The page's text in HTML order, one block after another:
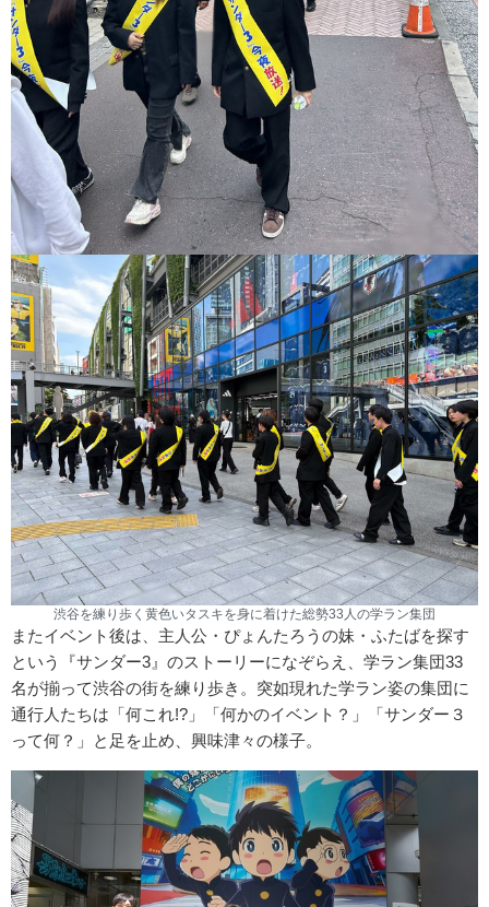
渋谷を練り歩く黄色いタスキを身に着けた総勢33人の学ラン集団
またイベント後は、主人公・ぴょんたろうの妹・ふたばを探す
という『サンダー3』のストーリーになぞらえ、学ラン集団33
名が揃って渋谷の街を練り歩き。突如現れた学ラン姿の集団に
通行人たちは「何これ!?」「何かのイベント？」「サンダー３
って何？」と足を止め、興味津々の様子。